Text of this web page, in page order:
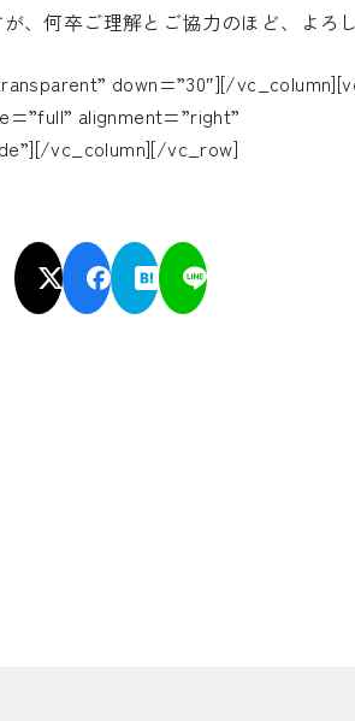
、何卒ご理解とご協力のほど、よろ
down=”30″][/
alignment=”right”
vc_column][/vc_row]